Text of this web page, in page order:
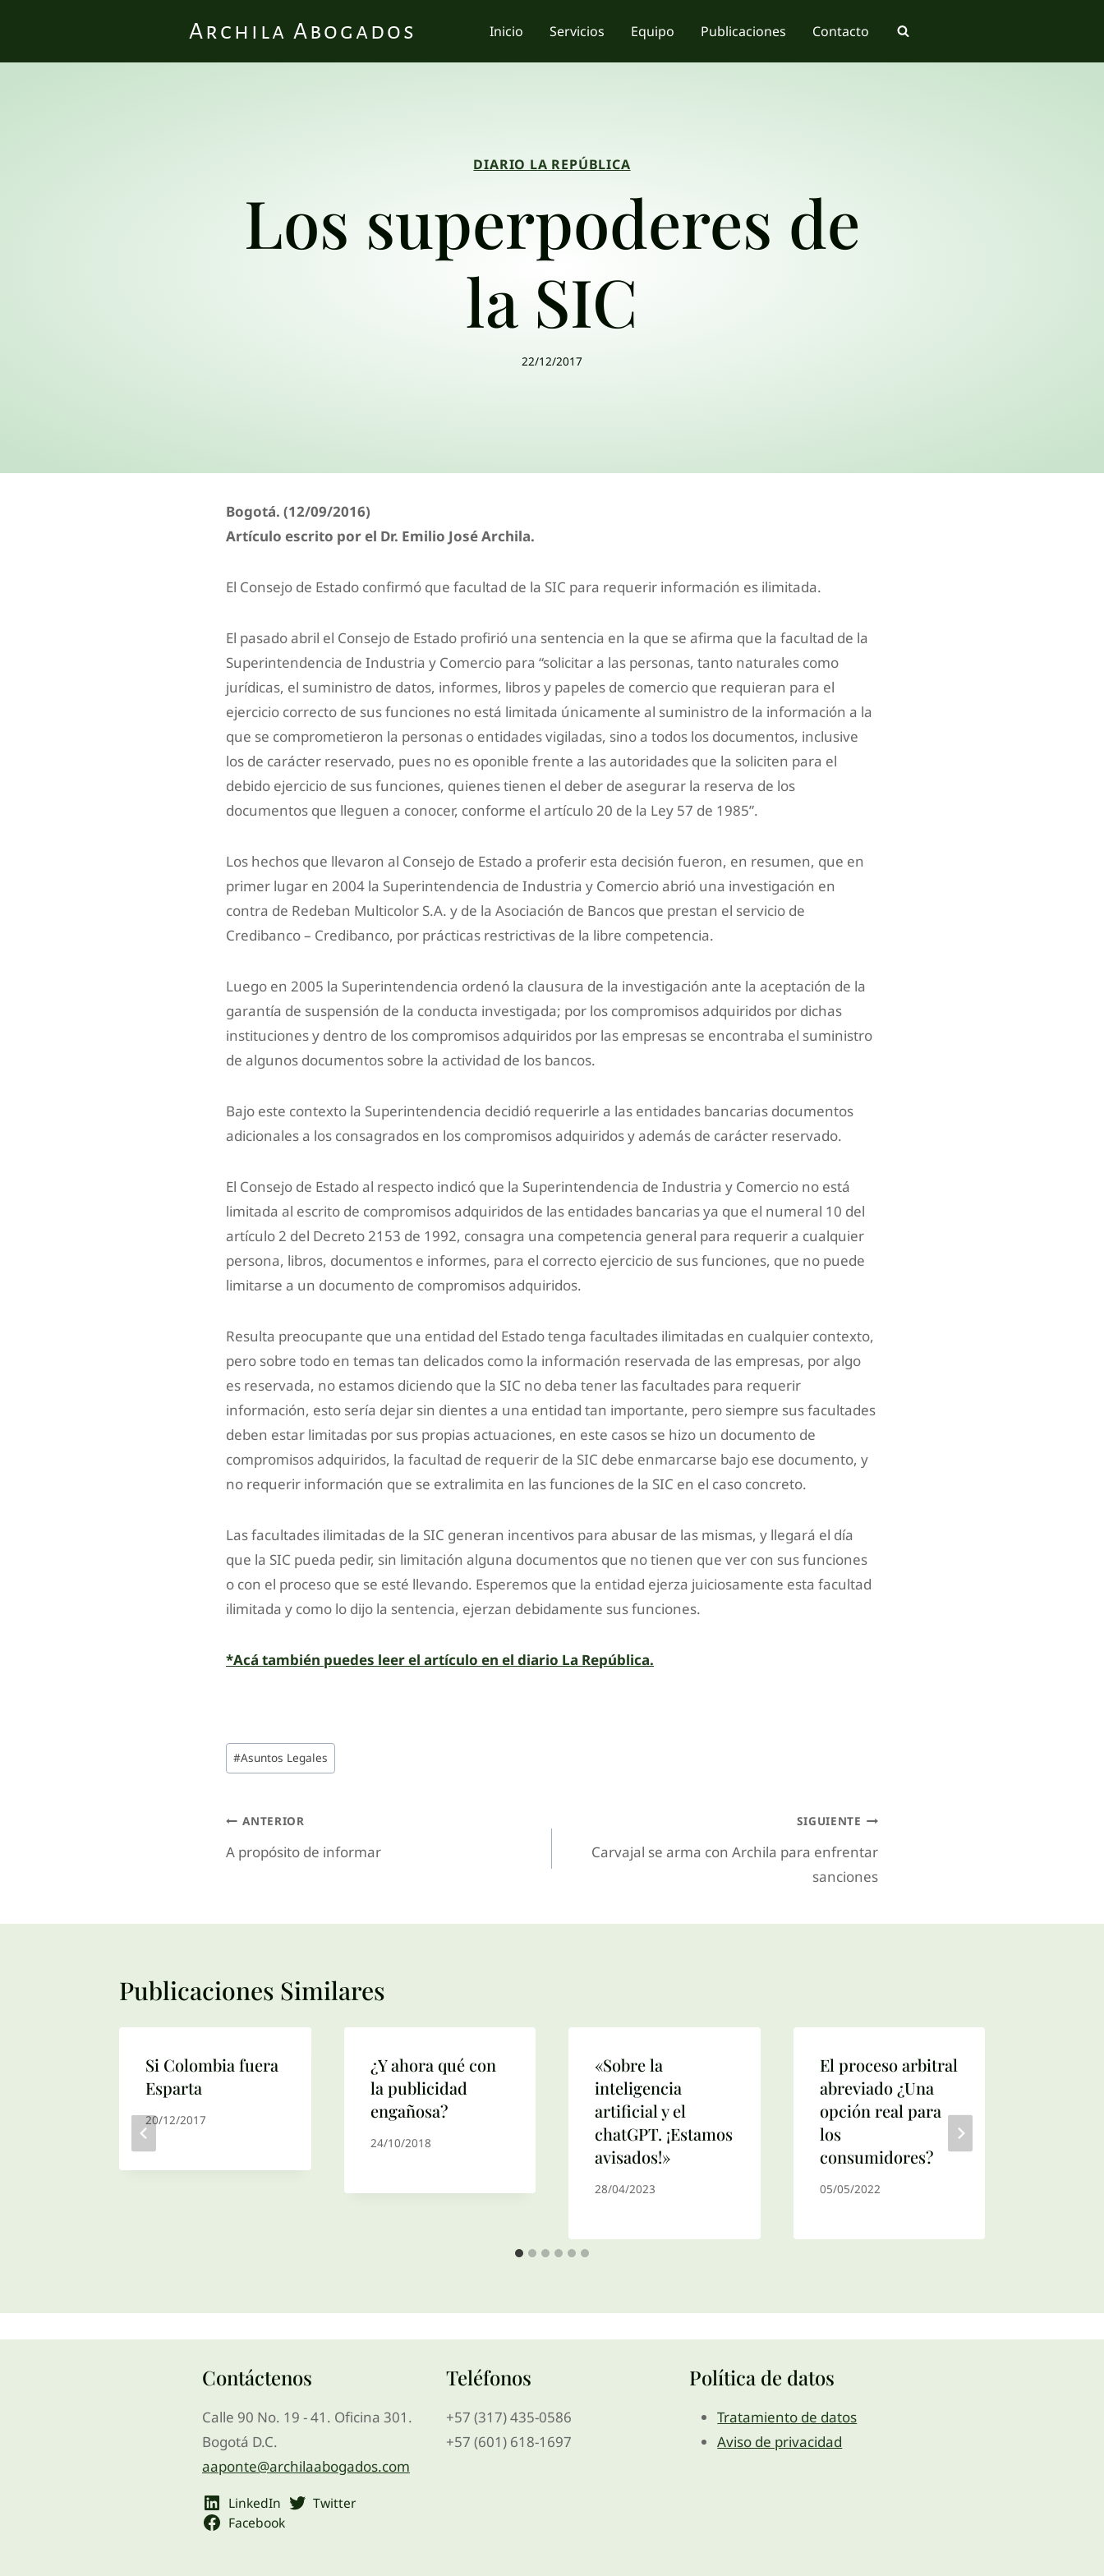
Archila Abogados Inicio Servicios Equipo Publicaciones Contacto
DIARIO LA REPÚBLICA
Los superpoderes de
la SIC
22/12/2017
Bogotá. (12/09/2016)
Artículo escrito por el Dr. Emilio José Archila.
El Consejo de Estado confirmó que facultad de la SIC para requerir información es ilimitada.
El pasado abril el Consejo de Estado profirió una sentencia en la que se afirma que la facultad de la
Superintendencia de Industria y Comercio para “solicitar a las personas, tanto naturales como
jurídicas, el suministro de datos, informes, libros y papeles de comercio que requieran para el
ejercicio correcto de sus funciones no está limitada únicamente al suministro de la información a la
que se comprometieron la personas o entidades vigiladas, sino a todos los documentos, inclusive
los de carácter reservado, pues no es oponible frente a las autoridades que la soliciten para el
debido ejercicio de sus funciones, quienes tienen el deber de asegurar la reserva de los
documentos que lleguen a conocer, conforme el artículo 20 de la Ley 57 de 1985”.
Los hechos que llevaron al Consejo de Estado a proferir esta decisión fueron, en resumen, que en
primer lugar en 2004 la Superintendencia de Industria y Comercio abrió una investigación en
contra de Redeban Multicolor S.A. y de la Asociación de Bancos que prestan el servicio de
Credibanco – Credibanco, por prácticas restrictivas de la libre competencia.
Luego en 2005 la Superintendencia ordenó la clausura de la investigación ante la aceptación de la
garantía de suspensión de la conducta investigada; por los compromisos adquiridos por dichas
instituciones y dentro de los compromisos adquiridos por las empresas se encontraba el suministro
de algunos documentos sobre la actividad de los bancos.
Bajo este contexto la Superintendencia decidió requerirle a las entidades bancarias documentos
adicionales a los consagrados en los compromisos adquiridos y además de carácter reservado.
El Consejo de Estado al respecto indicó que la Superintendencia de Industria y Comercio no está
limitada al escrito de compromisos adquiridos de las entidades bancarias ya que el numeral 10 del
artículo 2 del Decreto 2153 de 1992, consagra una competencia general para requerir a cualquier
persona, libros, documentos e informes, para el correcto ejercicio de sus funciones, que no puede
limitarse a un documento de compromisos adquiridos.
Resulta preocupante que una entidad del Estado tenga facultades ilimitadas en cualquier contexto,
pero sobre todo en temas tan delicados como la información reservada de las empresas, por algo
es reservada, no estamos diciendo que la SIC no deba tener las facultades para requerir
información, esto sería dejar sin dientes a una entidad tan importante, pero siempre sus facultades
deben estar limitadas por sus propias actuaciones, en este casos se hizo un documento de
compromisos adquiridos, la facultad de requerir de la SIC debe enmarcarse bajo ese documento, y
no requerir información que se extralimita en las funciones de la SIC en el caso concreto.
Las facultades ilimitadas de la SIC generan incentivos para abusar de las mismas, y llegará el día
que la SIC pueda pedir, sin limitación alguna documentos que no tienen que ver con sus funciones
o con el proceso que se esté llevando. Esperemos que la entidad ejerza juiciosamente esta facultad
ilimitada y como lo dijo la sentencia, ejerzan debidamente sus funciones.
*Acá también puedes leer el artículo en el diario La República.
#Asuntos Legales
ANTERIOR
A propósito de informar
SIGUIENTE
Carvajal se arma con Archila para enfrentar
sanciones
Publicaciones Similares
Si Colombia fuera
Esparta
20/12/2017
¿Y ahora qué con
la publicidad
engañosa?
24/10/2018
«Sobre la
inteligencia
artificial y el
chatGPT. ¡Estamos
avisados!»
28/04/2023
El proceso arbitral
abreviado ¿Una
opción real para
los
consumidores?
05/05/2022
Contáctenos
Calle 90 No. 19 - 41. Oficina 301.
Bogotá D.C.
aaponte@archilaabogados.com
LinkedIn
Twitter
Facebook
Teléfonos
+57 (317) 435-0586
+57 (601) 618-1697
Política de datos
Tratamiento de datos
Aviso de privacidad